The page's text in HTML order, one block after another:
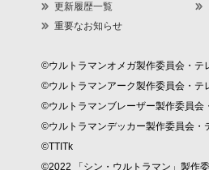
更新履歴一覧
重要なお知らせ
©ウルトラマンオメガ製作委員会・テ
©ウルトラマンアーク製作委員会・テ
©ウルトラマンブレーザー製作委員会
©ウルトラマンデッカー製作委員会・
©TTITk
©2022 「シン・ウルトラマン」製作